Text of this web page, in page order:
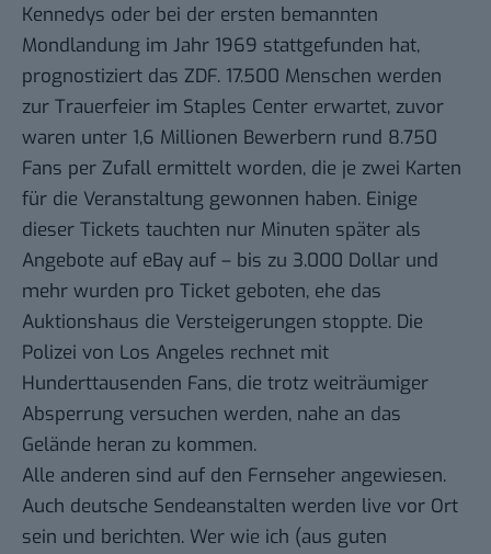
Kennedys oder bei der ersten bemannten
Mondlandung im Jahr 1969 stattgefunden hat,
prognostiziert das ZDF. 17.500 Menschen werden
zur Trauerfeier im Staples Center erwartet, zuvor
waren unter 1,6 Millionen Bewerbern rund 8.750
Fans per Zufall ermittelt worden, die je zwei Karten
für die Veranstaltung gewonnen haben. Einige
dieser Tickets tauchten nur Minuten später als
Angebote auf eBay auf – bis zu 3.000 Dollar und
mehr wurden pro Ticket geboten, ehe das
Auktionshaus die Versteigerungen stoppte. Die
Polizei von Los Angeles rechnet mit
Hunderttausenden Fans, die trotz weiträumiger
Absperrung versuchen werden, nahe an das
Gelände heran zu kommen.
Alle anderen sind auf den Fernseher angewiesen.
Auch deutsche Sendeanstalten werden live vor Ort
sein und berichten. Wer wie ich (aus guten